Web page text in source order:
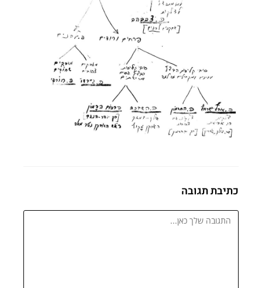
כתיבת תגובה